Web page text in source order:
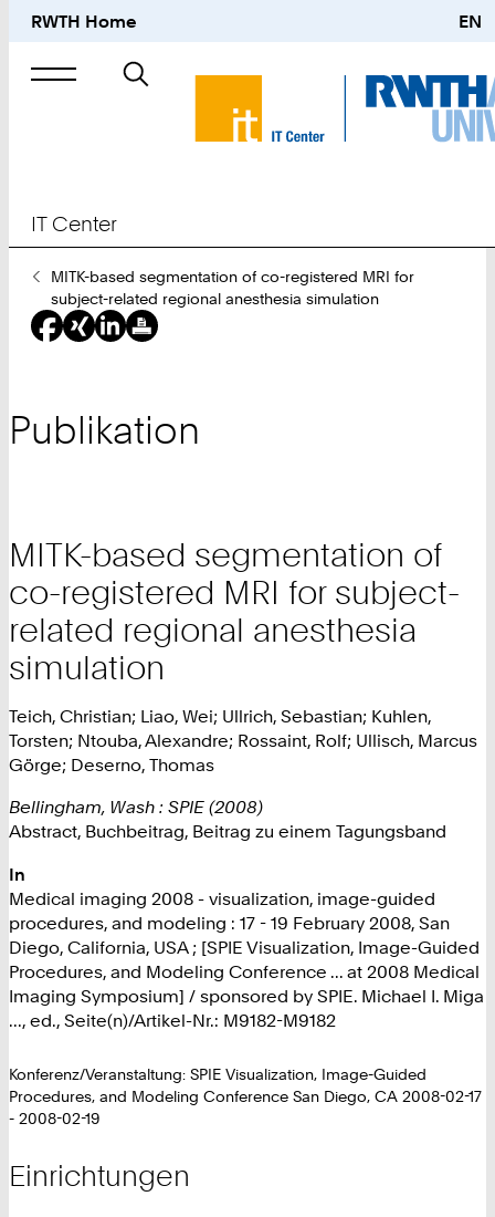
RWTH Home EN
Suche
nach
IT Center
Sie
sind
hier:
MITK-based segmentation of co-registered MRI for
subject-related regional anesthesia simulation
Publikation
MITK-based segmentation of
co-registered MRI for subject-
related regional anesthesia
simulation
Teich, Christian; Liao, Wei; Ullrich, Sebastian; Kuhlen,
Torsten; Ntouba, Alexandre; Rossaint, Rolf; Ullisch, Marcus
Görge; Deserno, Thomas
Bellingham, Wash : SPIE (2008)
Abstract, Buchbeitrag, Beitrag zu einem Tagungsband
In
Medical imaging 2008 - visualization, image-guided
procedures, and modeling : 17 - 19 February 2008, San
Diego, California, USA ; [SPIE Visualization, Image-Guided
Procedures, and Modeling Conference ... at 2008 Medical
Imaging Symposium] / sponsored by SPIE. Michael I. Miga
..., ed., Seite(n)/Artikel-Nr.: M9182-M9182
Konferenz/Veranstaltung: SPIE Visualization, Image-Guided
Procedures, and Modeling Conference San Diego, CA 2008-02-17
- 2008-02-19
Einrichtungen